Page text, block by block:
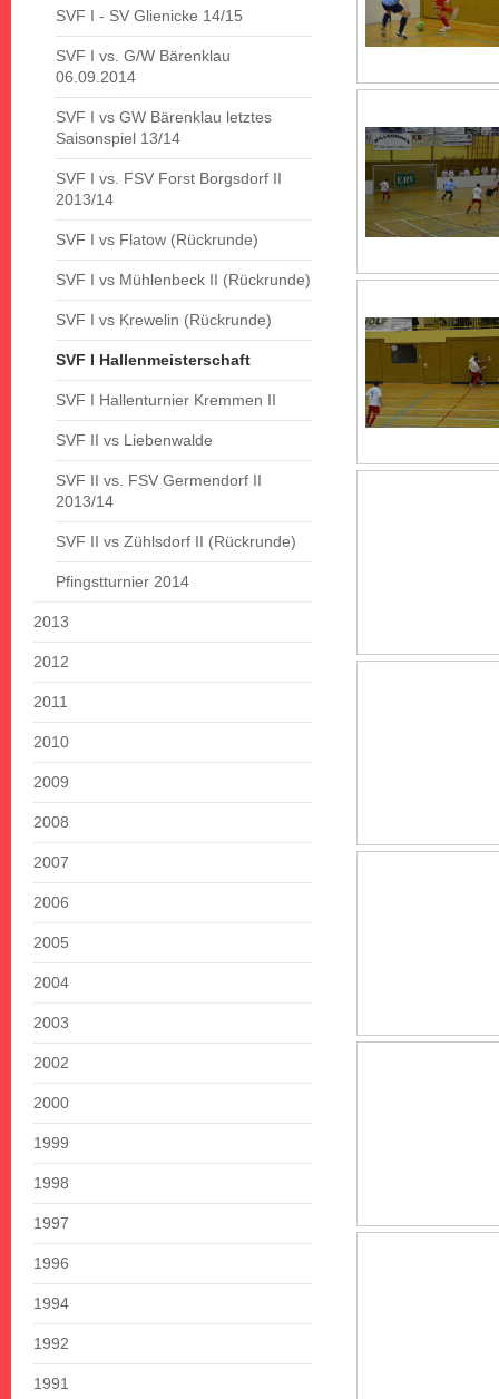
SVF I - SV Glienicke 14/15
SVF I vs. G/W Bärenklau
06.09.2014
SVF I vs GW Bärenklau letztes
Saisonspiel 13/14
SVF I vs. FSV Forst Borgsdorf II
2013/14
SVF I vs Flatow (Rückrunde)
SVF I vs Mühlenbeck II (Rückrunde)
SVF I vs Krewelin (Rückrunde)
SVF I Hallenmeisterschaft
SVF I Hallenturnier Kremmen II
SVF II vs Liebenwalde
SVF II vs. FSV Germendorf II
2013/14
SVF II vs Zühlsdorf II (Rückrunde)
Pfingstturnier 2014
2013
2012
2011
2010
2009
2008
2007
2006
2005
2004
2003
2002
2000
1999
1998
1997
1996
1994
1992
1991